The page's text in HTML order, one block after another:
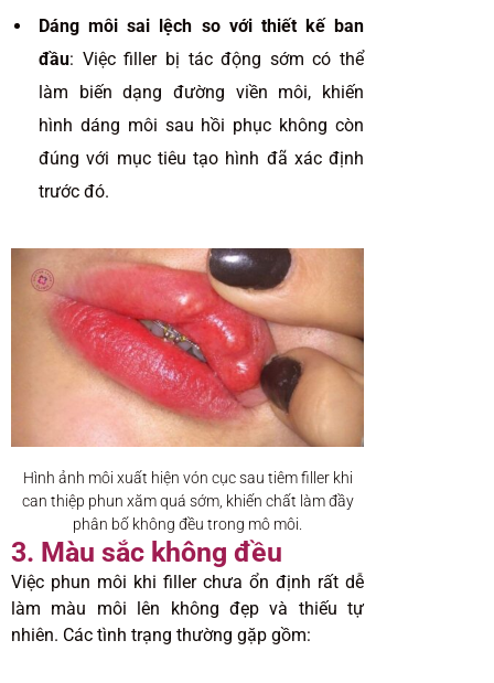
Dáng môi sai lệch so với thiết kế ban
đầu: Việc filler bị tác động sớm có thể
làm biến dạng đường viền môi, khiến
hình dáng môi sau hồi phục không còn
đúng với mục tiêu tạo hình đã xác định
trước đó.
Hình ảnh môi xuất hiện vón cục sau tiêm filler khi
can thiệp phun xăm quá sớm, khiến chất làm đầy
phân bố không đều trong mô môi.
3. Màu sắc không đều
Việc phun môi khi filler chưa ổn định rất dễ
làm màu môi lên không đẹp và thiếu tự
nhiên. Các tình trạng thường gặp gồm: